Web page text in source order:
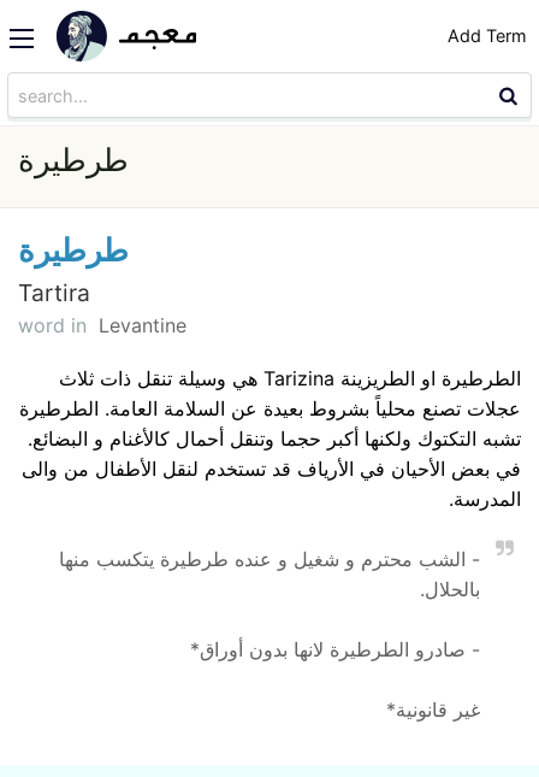
Add Term
طرطيرة
طرطيرة
Tartira
word in Levantine
الطرطيرة او الطريزينة Tarizina هي وسيلة تنقل ذات ثلاث
عجلات تصنع محلياً بشروط بعيدة عن السلامة العامة. الطرطيرة
تشبه التكتوك ولكنها أكبر حجما وتنقل أحمال كالأغنام و البضائع.
في بعض الأحيان في الأرياف قد تستخدم لنقل الأطفال من والى
المدرسة.
- الشب محترم و شغيل و عنده طرطيرة يتكسب منها
بالحلال.
- صادرو الطرطيرة لانها بدون أوراق*
غير قانونية*